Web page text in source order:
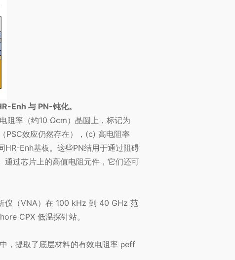
Enh 与 PN-钝化。
阻率（约10 Ωcm）晶圆上，标记为
PSC效应仍然存在），(c) 高电阻率
HR-Enh基板。这些PN结用于通过阻碍
通过芯片上的高值电阻元件，它们还可
仪（VNA）在 100 kHz 到 40 GHz 范
CPX 低温探针站。
，提取了底层材料的有效电阻率 ρeff